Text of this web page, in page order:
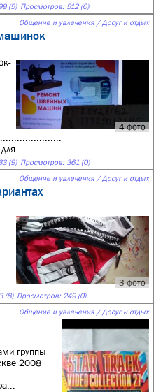
(5) Просмотров: 512 (0)
Общение и увлечения / Досуг и отдых
4 фото
...
(9) Просмотров: 361 (0)
Общение и увлечения / Досуг и отдых
3 фото
(8) Просмотров: 249 (0)
Общение и увлечения / Досуг и отдых
группы
2008